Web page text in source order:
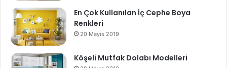
En Çok Kullanılan İç Cephe Boya
Renkleri
20 Mayıs 2019
Köşeli Mutfak Dolabı Modelleri